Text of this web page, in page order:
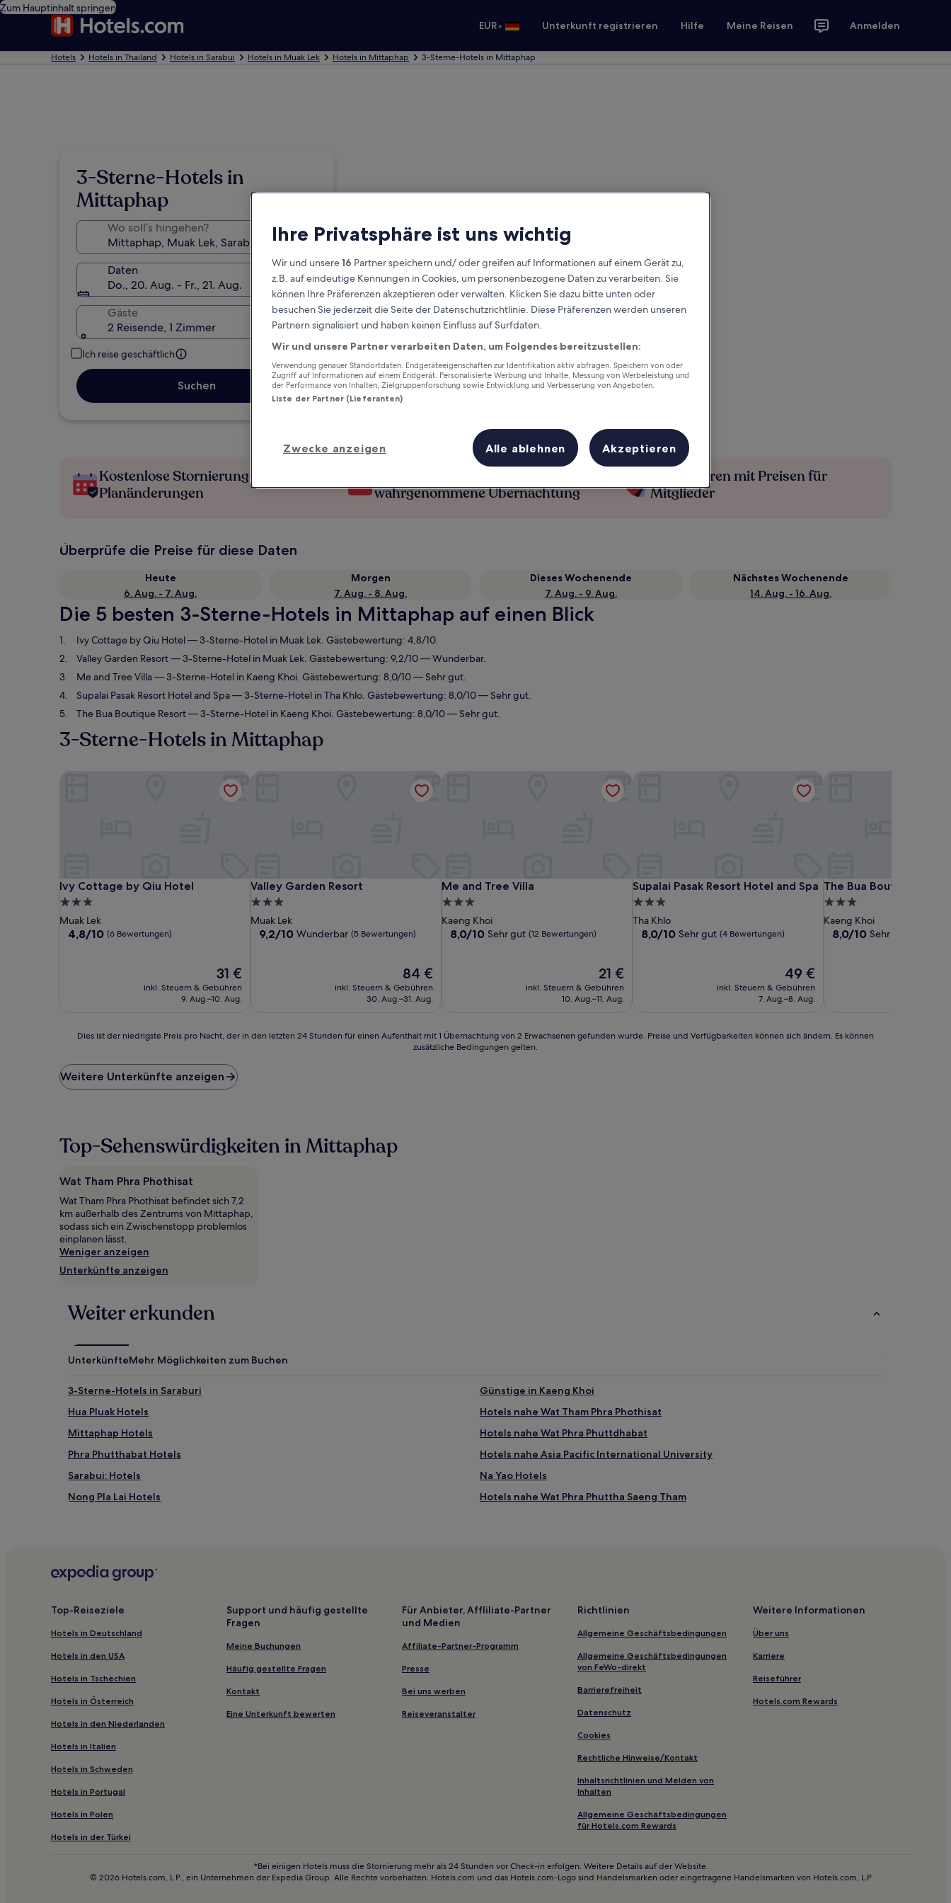
Zum Hauptinhalt springen
EUR• Unterkunft registrieren Hilfe Meine Reisen Anmelden
Hotels Hotels in Thailand Hotels in Sarabui Hotels in Muak Lek Hotels in Mittaphap 3-Sterne-Hotels in Mittaphap
3-Sterne-Hotels in
Mittaphap
Wo soll’s hingehen?
Daten
Do., 20. Aug. - Fr., 21. Aug.
Gäste
2 Reisende, 1 Zimmer
Ich reise geschäftlich
Suchen
Kostenlose Stornierung bei
Planänderungen
wahrgenommene Übernachtung
Mehr sparen mit Preisen für
Mitglieder
Überprüfe die Preise für diese Daten
Heute
6. Aug. - 7. Aug.
Morgen
7. Aug. - 8. Aug.
Dieses Wochenende
7. Aug. - 9. Aug.
Nächstes Wochenende
14. Aug. - 16. Aug.
Die 5 besten 3-Sterne-Hotels in Mittaphap auf einen Blick
Ivy Cottage by Qiu Hotel— 3-Sterne-Hotel in Muak Lek. Gästebewertung: 4,8/10.
Valley Garden Resort— 3-Sterne-Hotel in Muak Lek. Gästebewertung: 9,2/10 — Wunderbar.
Me and Tree Villa— 3-Sterne-Hotel in Kaeng Khoi. Gästebewertung: 8,0/10 — Sehr gut.
Supalai Pasak Resort Hotel and Spa— 3-Sterne-Hotel in Tha Khlo. Gästebewertung: 8,0/10 — Sehr gut.
The Bua Boutique Resort— 3-Sterne-Hotel in Kaeng Khoi. Gästebewertung: 8,0/10 — Sehr gut.
3-Sterne-Hotels in Mittaphap
Ivy Cottage by Qiu Hotel
Ivy Cottage by Qiu Hotel
3.0-
Sterne-
Unterkunft
Muak Lek
4.8
4,8/10 (6 Bewertungen)
Der
Preis
beträgt
31 €
inkl. Steuern & Gebühren
9. Aug.–10. Aug.
Valley Garden Resort
Valley Garden Resort
3.0-
Sterne-
Unterkunft
Muak Lek
9.2
9,2/10 Wunderbar (5 Bewertungen)
Der
Preis
beträgt
84 €
inkl. Steuern & Gebühren
30. Aug.–31. Aug.
Me and Tree Villa
Me and Tree Villa
3.0-
Sterne-
Unterkunft
Kaeng Khoi
8.0
8,0/10 Sehr gut (12 Bewertungen)
Der
Preis
beträgt
21 €
inkl. Steuern & Gebühren
10. Aug.–11. Aug.
Supalai Pasak Resort Hotel and Spa
Supalai Pasak Resort Hotel and Spa
3.0-
Sterne-
Unterkunft
Tha Khlo
8.0
8,0/10 Sehr gut (4 Bewertungen)
Der
Preis
beträgt
49 €
inkl. Steuern & Gebühren
7. Aug.–8. Aug.
Supalai Pasak Resort Hotel and Spa
The Bua Boutique
The Bua Boutique Resort
3.0-
Sterne-
Unterkunft
Kaeng Khoi
8.0
8,0/10 Sehr gut
der
niedrigste
Preis
in
den
24 Stunden
für
einen
Aufenthalt
mit
1 Übernachtung
von
2 Erwachsenen
gefunden
Preise
und
können
sich
ändern.
können
zusätzliche
Bedingungen
gelten.
Dies ist der niedrigste Preis pro Nacht, der in den letzten 24 Stunden für einen Aufenthalt mit 1 Übernachtung von 2 Erwachsenen gefunden wurde. Preise und Verfügbarkeiten können sich ändern. Es können
zusätzliche Bedingungen gelten.
Weitere Unterkünfte anzeigen
Top-Sehenswürdigkeiten in Mittaphap
Wat Tham Phra Phothisat
Wat Tham Phra Phothisat befindet sich 7,2
km außerhalb des Zentrums von Mittaphap,
sodass sich ein Zwischenstopp problemlos
einplanen lässt.
Weniger anzeigen
Unterkünfte anzeigen
Weiter erkunden
UnterkünfteMehr Möglichkeiten zum Buchen
3-Sterne-Hotels in Saraburi
Günstige in Kaeng Khoi
Hua Pluak Hotels
Hotels nahe Wat Tham Phra Phothisat
Mittaphap Hotels
Hotels nahe Wat Phra Phuttdhabat
Phra Phutthabat Hotels
Hotels nahe Asia Pacific International University
Sarabui: Hotels
Na Yao Hotels
Nong Pla Lai Hotels
Hotels nahe Wat Phra Phuttha Saeng Tham
Top-Reiseziele
Hotels in Deutschland
Hotels in den USA
Hotels in Tschechien
Hotels in Österreich
Hotels in den Niederlanden
Hotels in Italien
Hotels in Schweden
Hotels in Portugal
Hotels in Polen
Hotels in der Türkei
Support und häufig gestellte
Fragen
Meine Buchungen
Häufig gestellte Fragen
Kontakt
Eine Unterkunft bewerten
Für Anbieter, Affliliate-Partner
und Medien
Affiliate-Partner-Programm
Presse
Bei uns werben
Reiseveranstalter
Richtlinien
Allgemeine Geschäftsbedingungen
Allgemeine Geschäftsbedingungen
von FeWo-direkt
Barrierefreiheit
Datenschutz
Cookies
Rechtliche Hinweise/Kontakt
Inhaltsrichtlinien und Melden von
Inhalten
Allgemeine Geschäftsbedingungen
für Hotels.com Rewards
Weitere Informationen
Über uns
Karriere
Reiseführer
Hotels.com Rewards
*Bei einigen Hotels muss die Stornierung mehr als 24 Stunden vor Check-in erfolgen. Weitere Details auf der Website.
© 2026 Hotels.com, L.P., ein Unternehmen der Expedia Group. Alle Rechte vorbehalten. Hotels.com und das Hotels.com-Logo sind Handelsmarken oder eingetragene Handelsmarken von Hotels.com, L.P.
Ihre Privatsphäre ist uns wichtig
Wir und unsere16 Partner speichern und/ oder greifen auf Informationen auf einem Gerät zu,
z.B. auf eindeutige Kennungen in Cookies, um personenbezogene Daten zu verarbeiten. Sie
können Ihre Präferenzen akzeptieren oder verwalten. Klicken Sie dazu bitte unten oder
besuchen Sie jederzeit die Seite der Datenschutzrichtlinie. Diese Präferenzen werden unseren
Partnern signalisiert und haben keinen Einfluss auf Surfdaten.
Wir und unsere Partner verarbeiten Daten, um Folgendes bereitzustellen:
Verwendung genauer Standortdaten. Endgeräteeigenschaften zur Identifikation aktiv abfragen. Speichern von oder
Zugriff auf Informationen auf einem Endgerät. Personalisierte Werbung und Inhalte, Messung von Werbeleistung und
der Performance von Inhalten, Zielgruppenforschung sowie Entwicklung und Verbesserung von Angeboten.
Liste der Partner (Lieferanten)
Zwecke anzeigen Alle ablehnen Akzeptieren